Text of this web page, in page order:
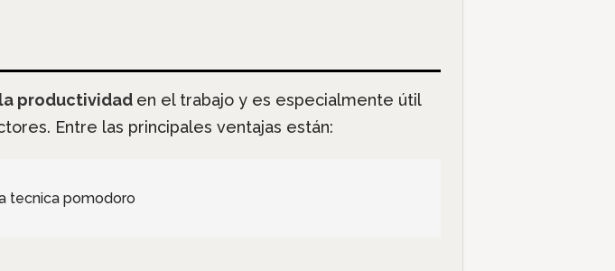
productividad en el trabajo y es especialmente útil
Entre las principales ventajas están: